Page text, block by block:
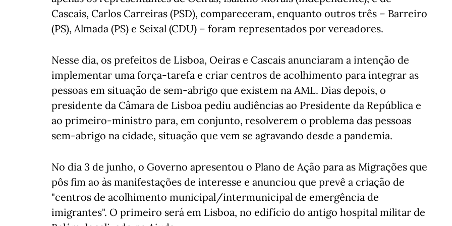
Cascais, Carlos Carreiras (PSD), compareceram, enquanto outros três – Barreiro
(PS), Almada (PS) e Seixal (CDU) – foram representados por vereadores.
Nesse dia, os prefeitos de Lisboa, Oeiras e Cascais anunciaram a intenção de
implementar uma força-tarefa e criar centros de acolhimento para integrar as
pessoas em situação de sem-abrigo que existem na AML. Dias depois, o
presidente da Câmara de Lisboa pediu audiências ao Presidente da República e
ao primeiro-ministro para, em conjunto, resolverem o problema das pessoas
sem-abrigo na cidade, situação que vem se agravando desde a pandemia.
No dia 3 de junho, o Governo apresentou o Plano de Ação para as Migrações que
pôs fim ao às manifestações de interesse e anunciou que prevê a criação de
"centros de acolhimento municipal/intermunicipal de emergência de
imigrantes". O primeiro será em Lisboa, no edifício do antigo hospital militar de